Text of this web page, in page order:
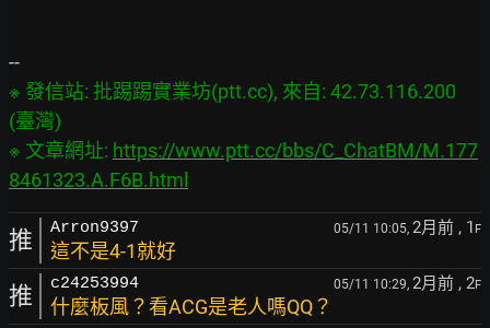
※ 發信站: 批踢踢實業坊(ptt.cc), 來自: 42.73.116.200
(臺灣)
※ 文章網址: https://www.ptt.cc/bbs/C_ChatBM/M.177
8461323.A.F6B.html
推 Arron9397 05/11 10:05, 2月前 , 1 F
這不是4-1就好
推 c24253994 05/11 10:29, 2月前 , 2F
什麼板風？看ACG是老人嗎QQ？